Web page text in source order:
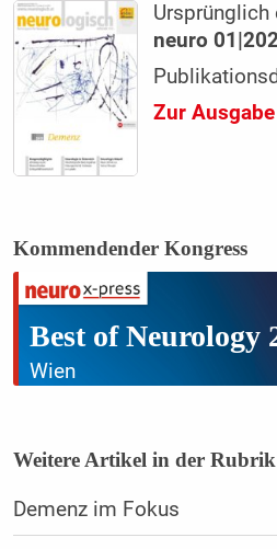
Ursprünglich
neuro
Zur Ausgabe
Kommendender Kongress
Best of Neurology
Wien
Weitere Artikel in der
Demenz im Fokus